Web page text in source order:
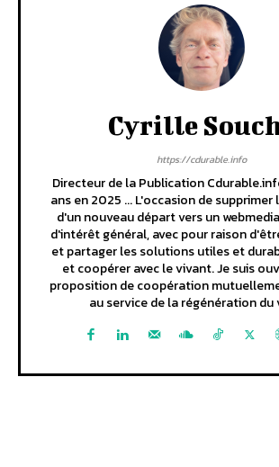
Cyrille
https://cdurable.info
Directeur de la Publication
ans en 2025 ... L'occasion de
d'un nouveau départ vers un
d'intérêt général, avec pour raison
et partager les solutions utiles et
et coopérer avec le vivant. Je suis
proposition de coopération
au service de la régénération du